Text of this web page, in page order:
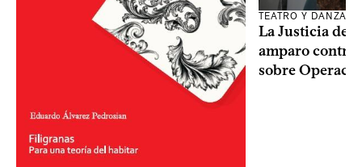
TEATRO Y DANZA
La Justicia
amparo contra
sobre